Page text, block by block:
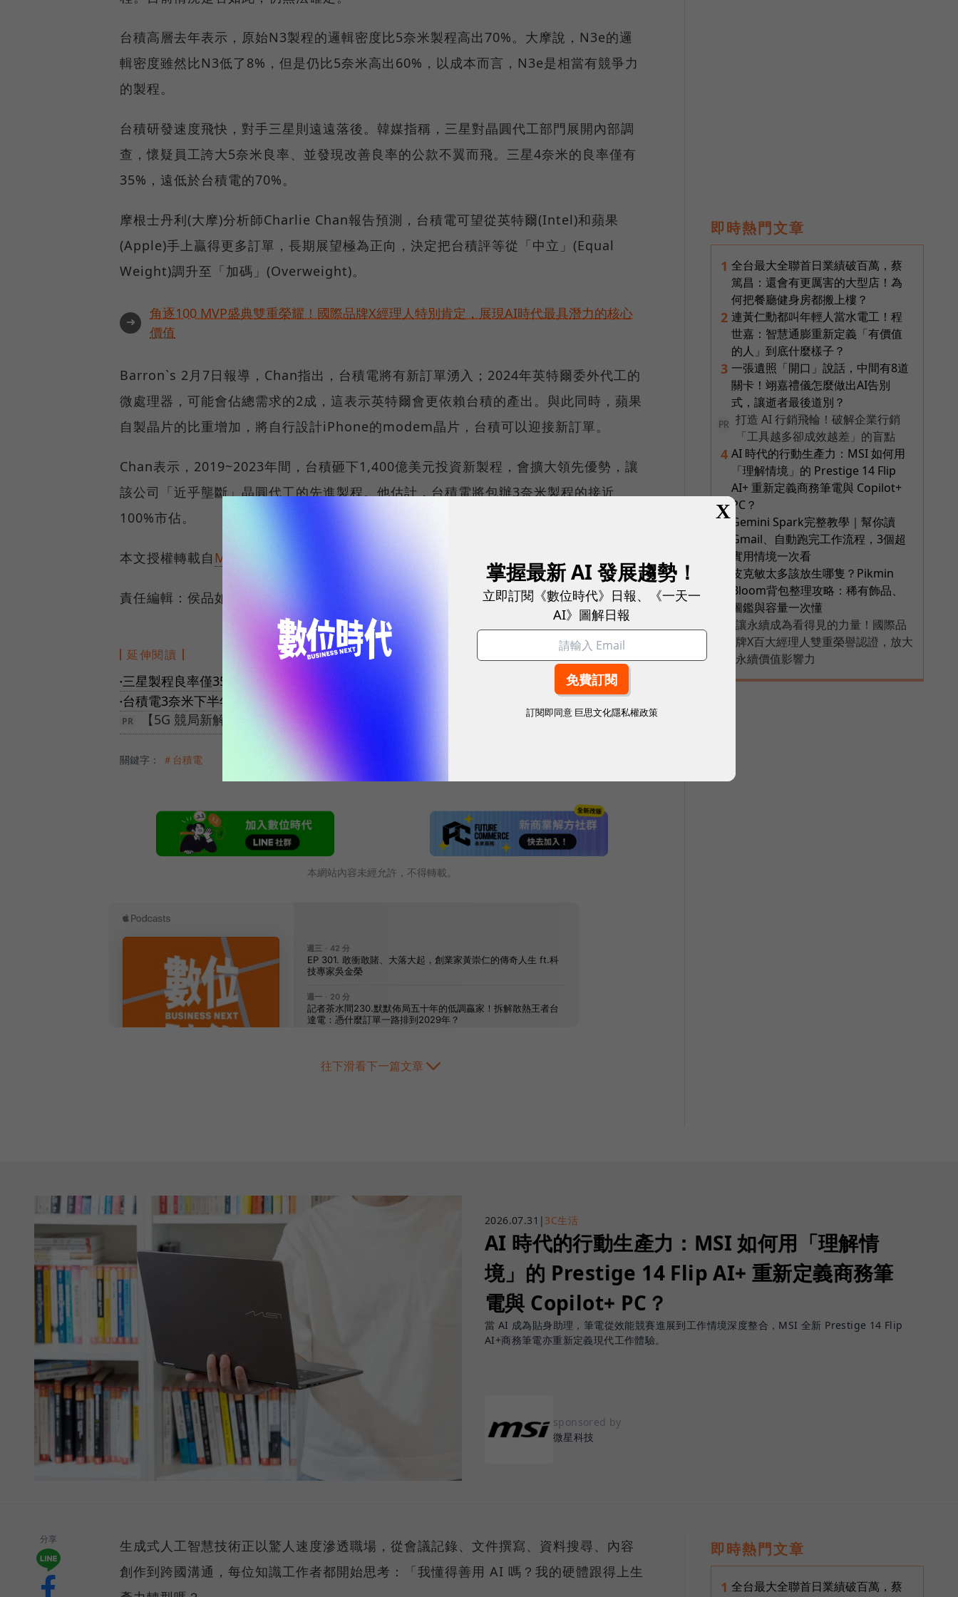
台積高層去年表示，原始N3製程的邏輯密度比5奈米製程高出70%。大摩說，N3e的邏
輯密度雖然比N3低了8%，但是仍比5奈米高出60%，以成本而言，N3e是相當有競爭力
的製程。
台積研發速度飛快，對手三星則遠遠落後。韓媒指稱，三星對晶圓代工部門展開內部調
查，懷疑員工誇大5奈米良率、並發現改善良率的公款不翼而飛。三星4奈米的良率僅有
35%，遠低於台積電的70%。
摩根士丹利(大摩)分析師Charlie Chan報告預測，台積電可望從英特爾(Intel)和蘋果
(Apple)手上贏得更多訂單，長期展望極為正向，決定把台積評等從「中立」(Equal
Weight)調升至「加碼」(Overweight)。
➜
角逐100 MVP盛典雙重榮耀！國際品牌X經理人特別肯定，展現AI時代最具潛力的核心
價值
Barron`s 2月7日報導，Chan指出，台積電將有新訂單湧入；2024年英特爾委外代工的
微處理器，可能會佔總需求的2成，這表示英特爾會更依賴台積的產出。與此同時，蘋果
自製晶片的比重增加，將自行設計iPhone的modem晶片，台積可以迎接新訂單。
Chan表示，2019~2023年間，台積砸下1,400億美元投資新製程，會擴大領先優勢，讓
該公司「近乎壟斷」晶圓代工的先進製程。他估計，台積電將包辦3奈米製程的接近
100%市佔。
本文授權轉載自 Money DJ理財網
責任編輯：侯品如
延伸閱讀
● 三星製程良率僅35%，大客戶頻頻出走！傳高通3奈米也將轉單台積電
● 台積電3奈米下半年量產、無畏Intel擴大自製產能！劉德音：歐洲廠要再等等
【5G 競局新解】告別極速迷思！ 台灣大哥大奪雙冠，重定義「好網路」
關鍵字： ＃台積電
本網站內容未經允許，不得轉載。
往下滑看下一篇文章
即時熱門文章
1 全台最大全聯首日業績破百萬，蔡
篤昌：還會有更厲害的大型店！為
何把餐廳健身房都搬上樓？
2 連黃仁勳都叫年輕人當水電工！程
世嘉：智慧通膨重新定義「有價值
的人」到底什麼樣子？
3 一張遺照「開口」說話，中間有8道
關卡！翊嘉禮儀怎麼做出AI告別
式，讓逝者最後道別？
PR
打造 AI 行銷飛輪！破解企業行銷
「工具越多卻成效越差」的盲點
4 AI 時代的行動生產力：MSI 如何用
「理解情境」的 Prestige 14 Flip
AI+ 重新定義商務筆電與 Copilot+
PC？
5 Gemini Spark完整教學｜幫你讀
Gmail、自動跑完工作流程，3個超
實用情境一次看
皮克敏太多該放生哪隻？Pikmin
Bloom背包整理攻略：稀有飾品、
圖鑑與容量一次懂
讓永續成為看得見的力量！國際品
牌X百大經理人雙重榮譽認證，放大
永續價值影響力
2026.07.31 | 3C生活
AI 時代的行動生產力：MSI 如何用「理解情
境」的 Prestige 14 Flip AI+ 重新定義商務筆
電與 Copilot+ PC？
當 AI 成為貼身助理，筆電從效能競賽進展到工作情境深度整合，MSI 全新 Prestige 14 Flip
AI+商務筆電亦重新定義現代工作體驗。
sponsored by
微星科技
分享
生成式人工智慧技術正以驚人速度滲透職場，從會議記錄、文件撰寫、資料搜尋、內容
創作到跨國溝通，每位知識工作者都開始思考：「我懂得善用 AI 嗎？我的硬體跟得上生
即時熱門文章
1 全台最大全聯首日業績破百萬，蔡
X
掌握最新 AI 發展趨勢！
立即訂閱《數位時代》日報、《一天一
AI》圖解日報
訂閱即同意 巨思文化隱私權政策